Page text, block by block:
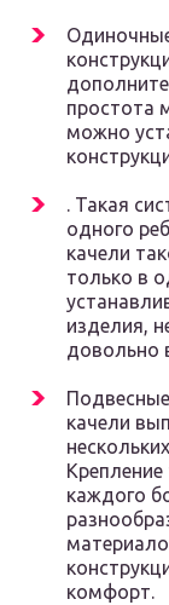
простота
можно
. Такая
одного
качели
только в
изделия,
довольно
качели
каждого
комфорт.